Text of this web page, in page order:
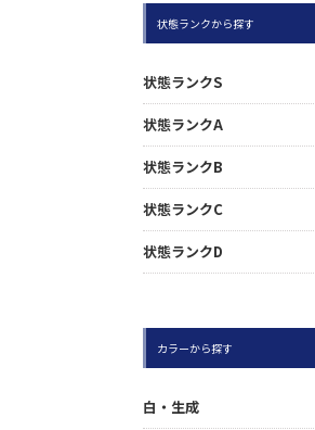
状態ランクから探す
状態ランクS
状態ランクA
状態ランクB
状態ランクC
状態ランクD
カラーから探す
白・生成